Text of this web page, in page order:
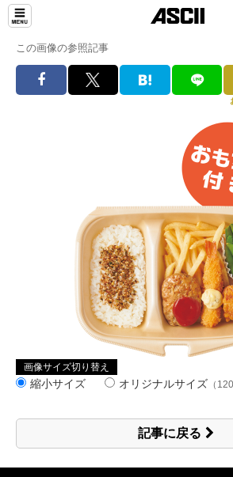
この画像の参照記事
画像サイズ切り替え
縮小サイズ オリジナルサイズ （
記事に戻る